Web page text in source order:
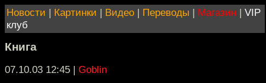
Новости | Картинки | Видео | Переводы | Магазин | VIP
клуб
Книга
07.10.03 12:45 | Goblin